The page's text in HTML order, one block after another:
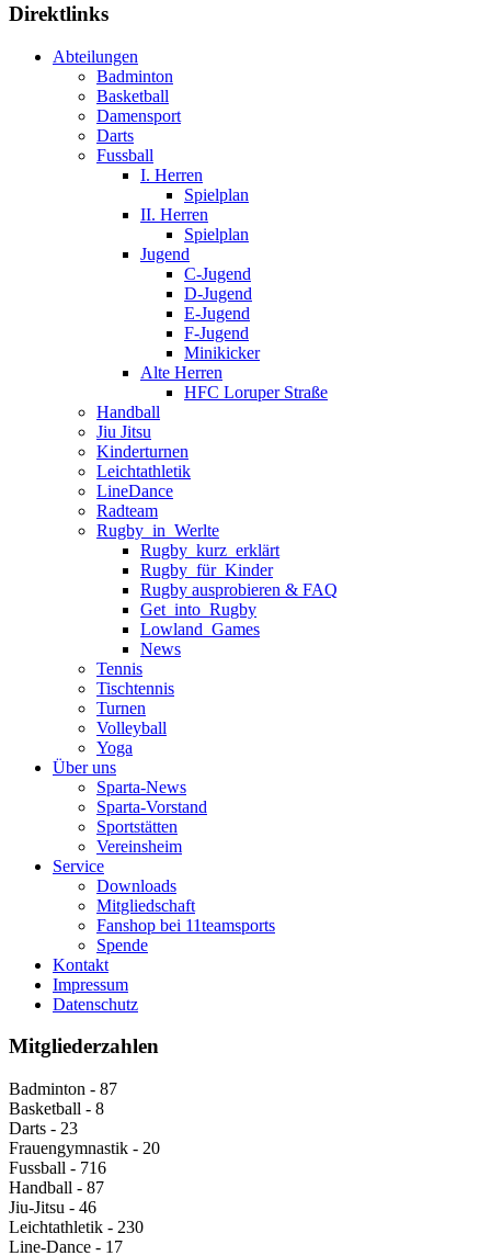
Direktlinks
Abteilungen
Badminton
Basketball
Damensport
Darts
Fussball
I. Herren
Spielplan
II. Herren
Spielplan
Jugend
C-Jugend
D-Jugend
E-Jugend
F-Jugend
Minikicker
Alte Herren
HFC Loruper Straße
Handball
Jiu Jitsu
Kinderturnen
Leichtathletik
LineDance
Radteam
Rugby_in_Werlte
Rugby_kurz_erklärt
Rugby_für_Kinder
Rugby ausprobieren & FAQ
Get_into_Rugby
Lowland_Games
News
Tennis
Tischtennis
Turnen
Volleyball
Yoga
Über uns
Sparta-News
Sparta-Vorstand
Sportstätten
Vereinsheim
Service
Downloads
Mitgliedschaft
Fanshop bei 11teamsports
Spende
Kontakt
Impressum
Datenschutz
Mitgliederzahlen
Badminton - 87
Basketball - 8
Darts - 23
Frauengymnastik - 20
Fussball - 716
Handball - 87
Jiu-Jitsu - 46
Leichtathletik - 230
Line-Dance - 17